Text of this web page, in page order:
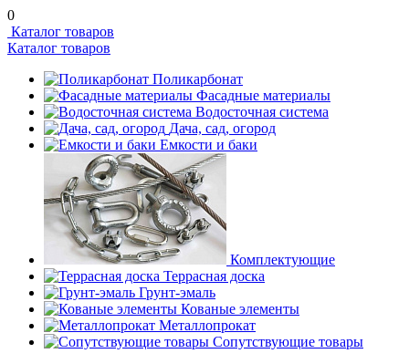
0
Каталог товаров
Каталог товаров
Поликарбонат
Фасадные материалы
Водосточная система
Дача, сад, огород
Емкости и баки
Комплектующие
Террасная доска
Грунт-эмаль
Кованые элементы
Металлопрокат
Сопутствующие товары